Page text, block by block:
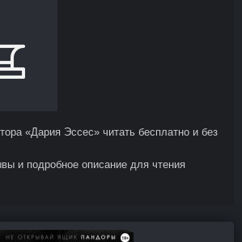
«Дария Эссес» читать бесплатно и без
и подробное описание для чтения